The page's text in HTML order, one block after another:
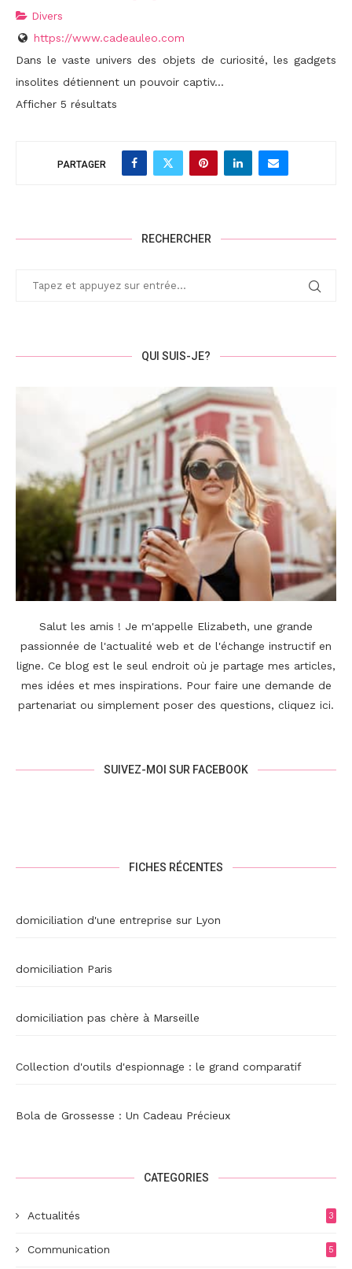
Divers
https://www.cadeauleo.com
Dans le vaste univers des objets de curiosité, les gadgets
insolites détiennent un pouvoir captiv...
Afficher 5 résultats
PARTAGER
RECHERCHER
QUI SUIS-JE?
Salut les amis ! Je m'appelle Elizabeth, une grande
passionnée de l'actualité web et de l'échange instructif en
ligne. Ce blog est le seul endroit où je partage mes articles,
mes idées et mes inspirations. Pour faire une demande de
partenariat ou simplement poser des questions, cliquez ici.
SUIVEZ-MOI SUR FACEBOOK
FICHES RÉCENTES
domiciliation d'une entreprise sur Lyon
domiciliation Paris
domiciliation pas chère à Marseille
Collection d'outils d'espionnage : le grand comparatif
Bola de Grossesse : Un Cadeau Précieux
CATEGORIES
Actualités 3
Communication 5